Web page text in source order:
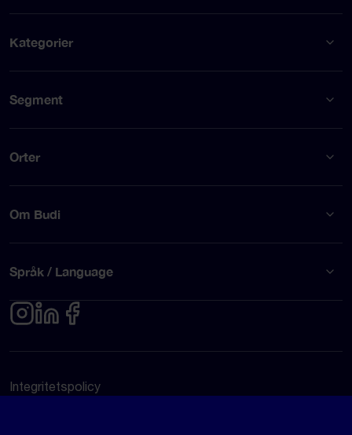
Kategorier
Segment
Orter
Om Budi
Språk / Language
Integritetspolicy